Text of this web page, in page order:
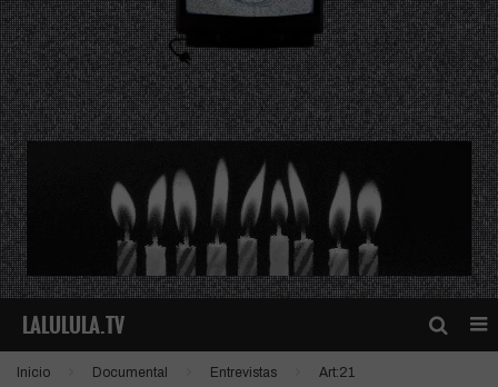
¿QUÉ ES ESTO?
Inicio Documental Entrevistas Art:21